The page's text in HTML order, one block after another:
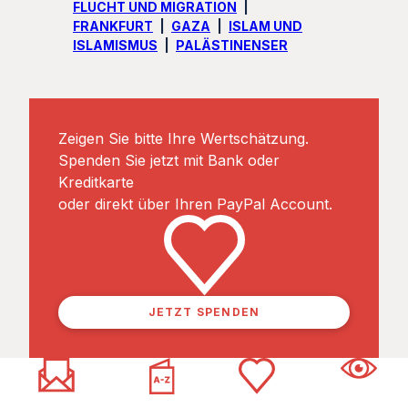
FLUCHT UND MIGRATION
FRANKFURT
GAZA
ISLAM UND
ISLAMISMUS
PALÄSTINENSER
Zeigen Sie bitte Ihre Wertschätzung.
Spenden Sie jetzt mit Bank oder
Kreditkarte
oder direkt über Ihren PayPal Account.
JETZT SPENDEN